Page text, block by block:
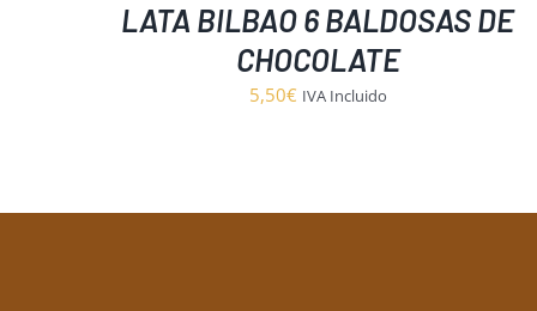
LATA BILBAO 6 BALDOSAS DE
CHOCOLATE
5,50€ IVA Incluido